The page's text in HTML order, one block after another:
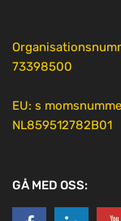
73398500
EU: s
NL859512782B01
GÅ MED OSS: